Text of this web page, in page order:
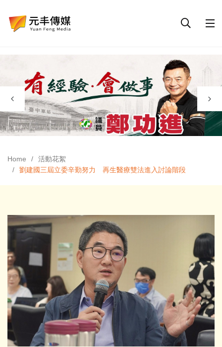
Home
活動花絮
劉建國三屆立委辛勤努力 再生醫療雙法進入討論階段